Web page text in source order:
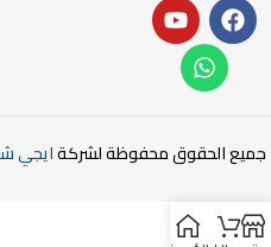
جميع الحقوق محفوظة لشركةايجي